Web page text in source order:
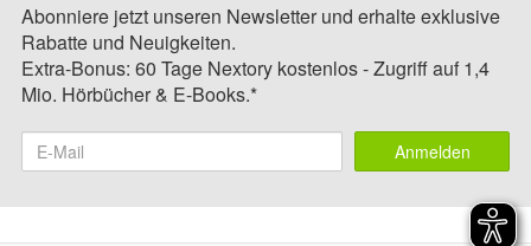
Abonniere jetzt unseren Newsletter und erhalte exklusive
Rabatte und Neuigkeiten.
Extra-Bonus: 60 Tage Nextory kostenlos - Zugriff auf 1,4
Mio. Hörbücher & E-Books.*
Anmelden